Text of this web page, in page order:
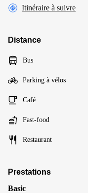
Itinéraire à suivre
Distance
Bus
Parking à vélos
Café
Fast-food
Restaurant
Prestations
Basic